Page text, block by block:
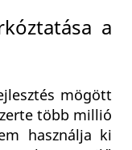
a
mögött
több millió
használja ki